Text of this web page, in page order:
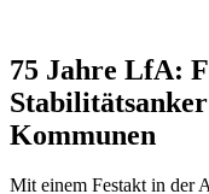
75 Jahre LfA:
Kommunen
Mit einem Festakt in der